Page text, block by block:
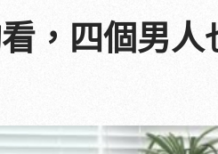
，四個男